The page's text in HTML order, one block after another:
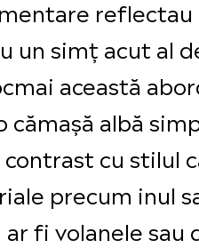
un simț acut al
această
albă
cu stilul
precum inul
fi volanele